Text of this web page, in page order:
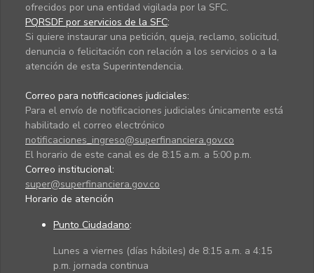
ofrecidos por una entidad vigilada por la SFC.
PQRSDF por servicios de la SFC:
Si quiere instaurar una petición, queja, reclamo, solicitud,
denuncia o felicitación con relación a los servicios o a la
atención de esta Superintendencia.
Correo para notificaciones judiciales:
Para el envío de notificaciones judiciales únicamente está
habilitado el correo electrónico
notificaciones_ingreso@superfinanciera.gov.co
El horario de este canal es de 8:15 a.m. a 5:00 p.m.
Correo institucional:
super@superfinanciera.gov.co
Horario de atención
Punto Ciudadano:
Lunes a viernes (días hábiles) de 8:15 a.m. a 4:15
p.m. jornada continua